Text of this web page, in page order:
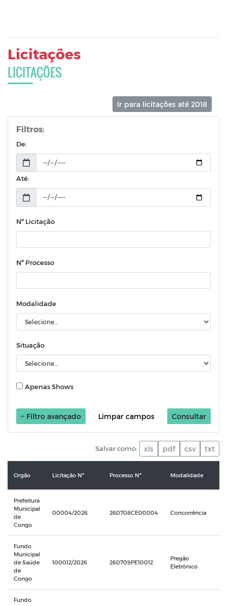
Licitações